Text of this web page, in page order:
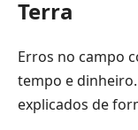
Terra
Erros no campo
tempo e
explicados de